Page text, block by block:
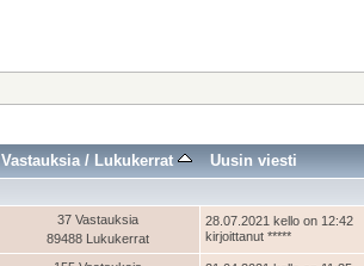
Vastauksia/Lukukerrat
Uusin viesti
37 Vastauksia
89488 Lukukerrat
28.07.2021 kello on 12:42
kirjoittanut *****